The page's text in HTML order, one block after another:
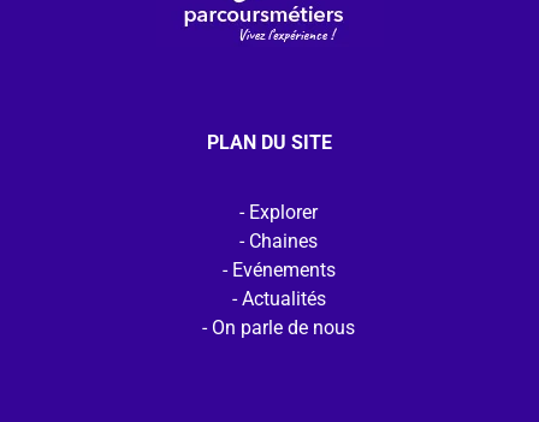
PLAN DU SITE
Explorer
Chaines
Evénements
Actualités
On parle de nous